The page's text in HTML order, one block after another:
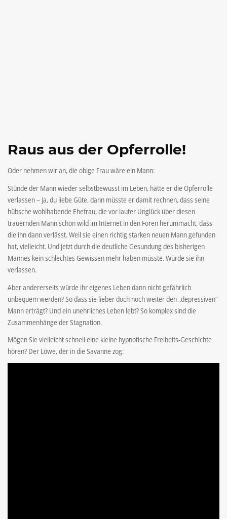
Raus aus der Opferrolle!
Oder nehmen wir an, die obige Frau wäre ein Mann:
Stünde der Mann wieder selbstbewusst im Leben, hätte er die Opferrolle
verlassen – ja, du liebe Güte, dann müsste er damit rechnen, dass seine
hübsche wohlhabende Ehefrau, die vor lauter Unglück über diesen
trauernden Mann schon wild im Internet in den Foren herummacht, dass
die ihn dann verlässt. Weil sie einen richtig starken neuen Mann gefunden
hat, vielleicht. Und jetzt durch die deutliche Gesundung des bisherigen
Mannes kein schlechtes Gewissen mehr haben müsste. Würde sie ihn
verlassen.
Aber andererseits würde ihr eigenes Leben dann nicht gefährlich
unbequem werden? So dass sie lieber doch noch weiter den „depressiven“
Mann erträgt? Und ein unehrliches Leben lebt? So komplex sind die
Zusammenhänge der Stagnation.
Mögen Sie vielleicht schnell eine kleine hypnotische Freiheits-Geschichte
hören? Der Löwe, der in die Savanne zog: